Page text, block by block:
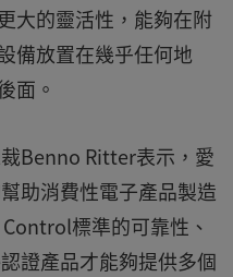
大的靈活性，能夠在附
備放置在幾乎任何地
面。
Benno Ritter表示，愛
助消費性電子產品製造
標準的可靠性、
證產品才能夠提供多個